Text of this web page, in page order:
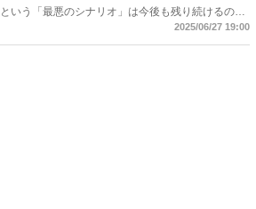
いう「最悪のシナリオ」は今後も残り続けるのだ
ている。「イランはホルムズ海峡の封鎖ができな
2025/06/27 19:00